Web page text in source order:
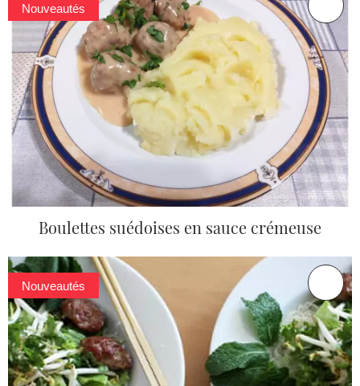
Nouveautés
Boulettes suédoises en sauce crémeuse
Nouveautés